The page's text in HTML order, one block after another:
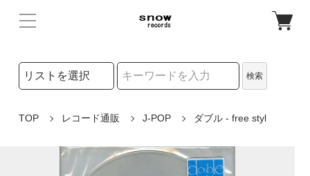
検索リストの選択
検索
TOP レコード通販 J-POP ダブル - free styl